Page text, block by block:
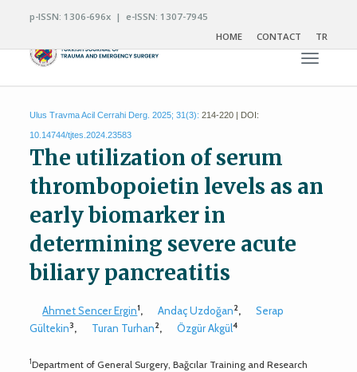
p-ISSN: 1306-696x | e-ISSN: 1307-7945
HOME
CONTACT TR
Toggle
Ulus Travma Acil Cerrahi Derg. 2025; 31(3): 214-220 | DOI:
10.14744/tjtes.2024.23583
The utilization of serum
thrombopoietin levels as an
early biomarker in
determining severe acute
biliary pancreatitis
Ahmet Sencer Ergin1, Andaç Uzdoğan2,
Serap
Gültekin3, Turan Turhan2, Özgür Akgül4
1Department of General Surgery, Bağcılar Training and Research